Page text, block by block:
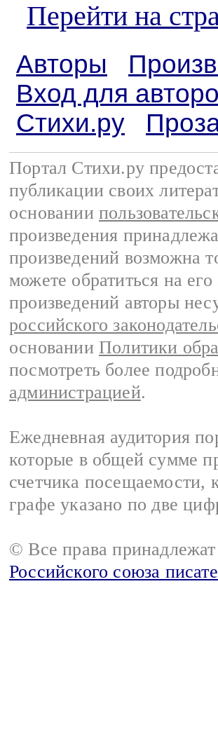
Перейти на
Авторы
Вход для
Стихи.ру
Портал Стихи.ру
публикации своих
основании
произведения
произведений возможна
можете обратиться на
произведений авторы
российского
основании Политики
посмотреть более
администрацией.
Ежедневная аудитория
которые в общей сумме
счетчика посещаемости,
графе указано по две
© Все права
Российского союза